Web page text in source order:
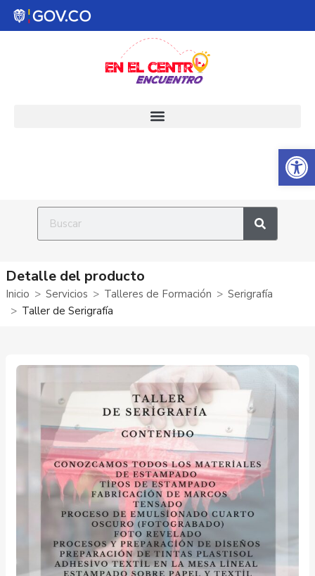
Abrir
Detalle del producto
Inicio Servicios Talleres de Formación
Serigrafía
Taller de Serigrafía